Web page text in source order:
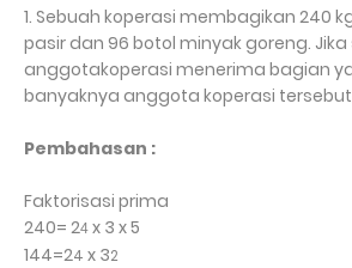
1. Sebuah koperasi membagikan 240
pasir dan 96 botol minyak goreng.
anggotakoperasi menerima bagian
banyaknya anggota koperasi
Pembahasan :
Faktorisasi prima
240= 24 x 3 x 5
144=24 x 32